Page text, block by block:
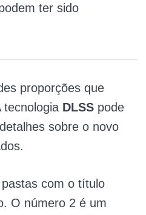
ter sido
proporções que
tecnologia DLSS pode
sobre o novo
com o título
O número 2 é um